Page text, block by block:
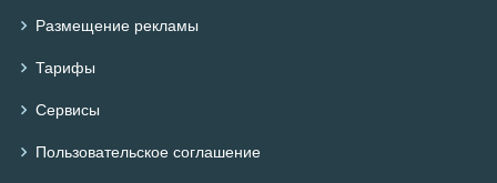
Размещение рекламы
Тарифы
Сервисы
Пользовательское соглашение